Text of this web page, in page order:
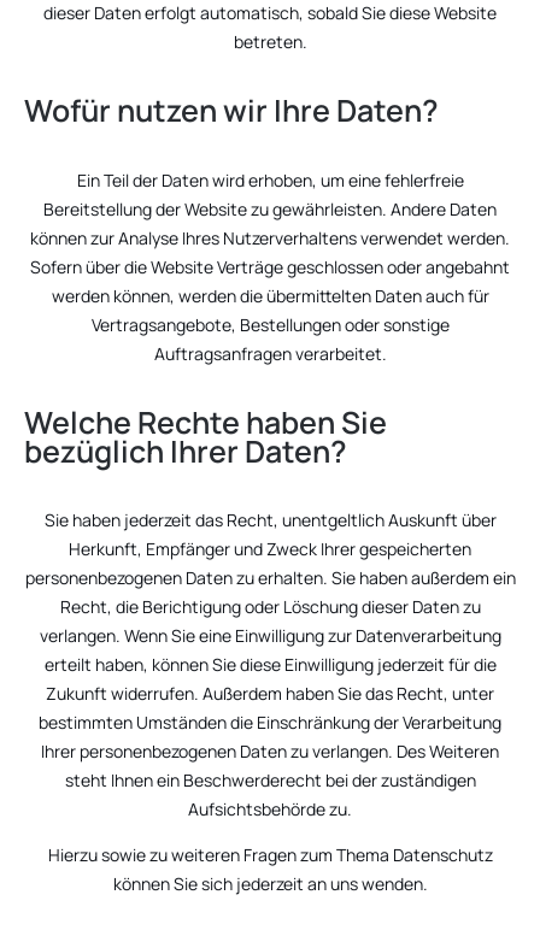
dieser Daten erfolgt automatisch, sobald Sie diese Website
betreten.
Wofür nutzen wir Ihre Daten?
Ein Teil der Daten wird erhoben, um eine fehlerfreie
Bereitstellung der Website zu gewährleisten. Andere Daten
können zur Analyse Ihres Nutzerverhaltens verwendet werden.
Sofern über die Website Verträge geschlossen oder angebahnt
werden können, werden die übermittelten Daten auch für
Vertragsangebote, Bestellungen oder sonstige
Auftragsanfragen verarbeitet.
Welche Rechte haben Sie
bezüglich Ihrer Daten?
Sie haben jederzeit das Recht, unentgeltlich Auskunft über
Herkunft, Empfänger und Zweck Ihrer gespeicherten
personenbezogenen Daten zu erhalten. Sie haben außerdem ein
Recht, die Berichtigung oder Löschung dieser Daten zu
verlangen. Wenn Sie eine Einwilligung zur Datenverarbeitung
erteilt haben, können Sie diese Einwilligung jederzeit für die
Zukunft widerrufen. Außerdem haben Sie das Recht, unter
bestimmten Umständen die Einschränkung der Verarbeitung
Ihrer personenbezogenen Daten zu verlangen. Des Weiteren
steht Ihnen ein Beschwerderecht bei der zuständigen
Aufsichtsbehörde zu.
Hierzu sowie zu weiteren Fragen zum Thema Datenschutz
können Sie sich jederzeit an uns wenden.